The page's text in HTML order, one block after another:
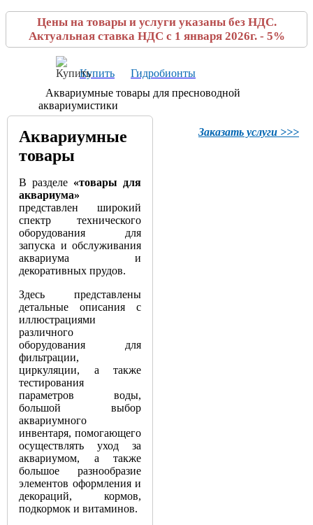
Цены на товары и услуги указаны без НДС.
Актуальная ставка НДС с 1 января 2026г. - 5%
Купить
Гидробионты
Аквариумные товары для пресноводной
аквариумистики
Заказать услуги >>>
Аквариумные
товары
В разделе «товары для
аквариума»
представлен широкий
спектр технического
оборудования для
запуска и обслуживания
аквариума и
декоративных прудов.
Здесь представлены
детальные описания с
иллюстрациями
различного
оборудования для
фильтрации,
циркуляции, а также
тестирования
параметров воды,
большой выбор
аквариумного
инвентаря, помогающего
осуществлять уход за
аквариумом, а также
большое разнообразие
элементов оформления и
декораций, кормов,
подкормок и витаминов.